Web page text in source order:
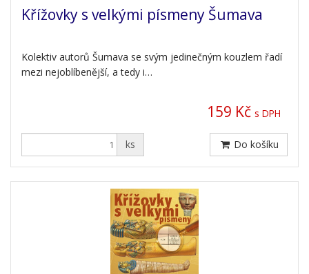
Křížovky s velkými písmeny Šumava
Kolektiv autorů Šumava se svým jedinečným kouzlem řadí
mezi nejoblíbenější, a tedy i…
159 Kč s DPH
ks Do košíku